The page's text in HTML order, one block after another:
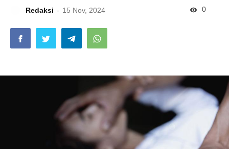
Redaksi 15 Nov, 2024 0